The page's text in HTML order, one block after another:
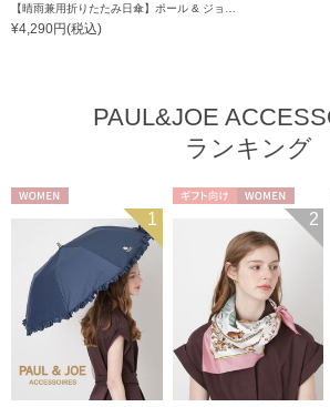
¥4,290円(税込)
PAUL&JOE
ランキング
1 WOMEN 2